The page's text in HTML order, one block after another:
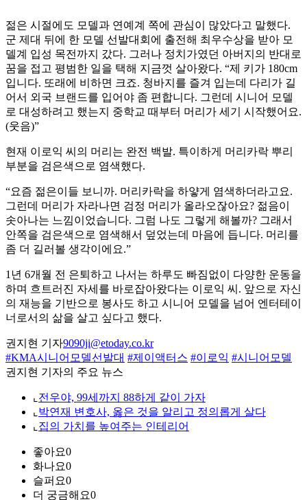
젊은 시절에도 모델과 연예계 쪽에 관심이 많았다고 말했다.
군 제대 뒤에 한 모델 선발대회에 출전해 최우수상을 받아 모
델계 입성 목전까지 갔다. 그러나 정치가였던 아버지의 반대로
꿈을 접고 평범한 일을 택해 지금껏 살아왔다. “제 키가 180cm
입니다. 또래에 비하면 크죠. 청바지를 즐겨 입는데 다리가 길
어서 외국 브랜드를 입어야 좀 편합니다. 그런데 시니어 모델
로 대성하려고 했는지 중학교 때부터 머리가 세기 시작했어요.
(웃음)”
현재 이로익 씨의 머리는 완전 백발. 특이하게 머리카락 뿌리
부분을 검은색으로 염색했다.
“요즘 젊은이들 보니까. 머리카락을 하얗게 염색하더라고요.
그런데 머리가 자라나면 검정 머리가 올라오잖아요? 젊음이
솟아나는 느낌이었습니다. 그럼 나도 그렇게 해볼까? 그래서
안쪽을 검은색으로 염색해서 덮었는데 마음에 듭니다. 머리를
좀 더 길러볼 생각이에요.”
1년 6개월 전 은퇴하고 나서는 하루도 빠짐없이 다양한 운동을
하며 흐트러진 자세를 바로잡아왔다는 이로익 씨. 앞으로 자신
의 재능을 기반으로 봉사도 하고 시니어 모델을 넘어 엔터테이
너로서의 삶을 살고 싶다고 했다.
권지현 기자9090ji@etoday.co.kr
#KMA시니어모델선발대 #제이액터스 #이로익 #시니어모델
권지현 기자의 주요 뉴스
⌞ 전우야, 99세까지 88하게 같이 가자
⌞ 박연재 변호사, 옳은 것을 알리고 정의롭게 살다
⌞ 집의 가치를 높여주는 인테리어
좋아요0
화나요0
슬퍼요0
더 궁금해요0